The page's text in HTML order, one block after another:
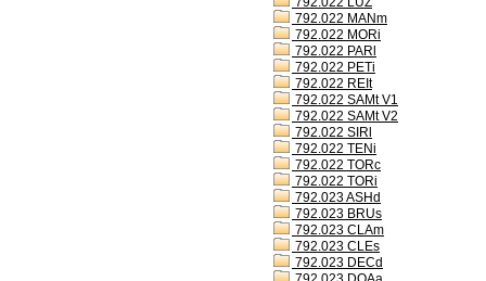
792.022 MANm
792.022 MORi
792.022 PARl
792.022 PETi
792.022 REIt
792.022 SAMt V1
792.022 SAMt V2
792.022 SIRl
792.022 TENi
792.022 TORc
792.022 TORi
792.023 ASHd
792.023 BRUs
792.023 CLAm
792.023 CLEs
792.023 DECd